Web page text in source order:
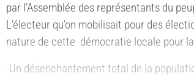
par l’Assemblée des représentants du
L’électeur qu’on mobilisait pour des
nature de cette démocratie locale pour
-Un désenchantement total de la